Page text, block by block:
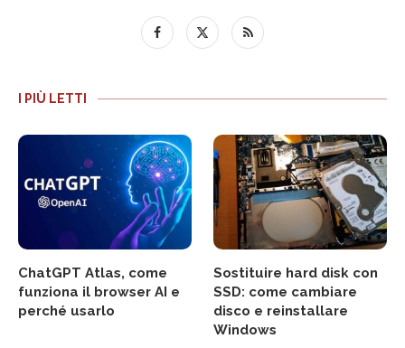
I PIÙ LETTI
ChatGPT Atlas, come
funziona il browser AI e
perché usarlo
Sostituire hard disk con
SSD: come cambiare
disco e reinstallare
Windows